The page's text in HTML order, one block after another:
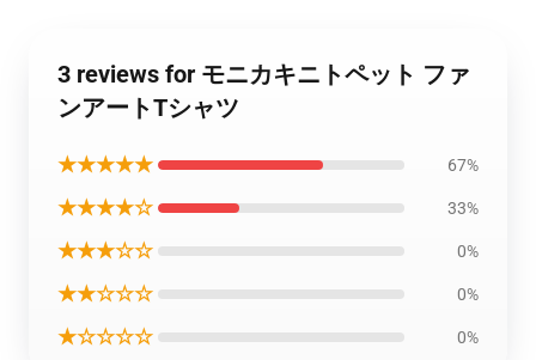
3 reviews for モニカキニトペット ファ
ンアートTシャツ
★★★★★ 67%
★★★★☆ 33%
★★★☆☆ 0%
★★☆☆☆ 0%
★☆☆☆☆ 0%